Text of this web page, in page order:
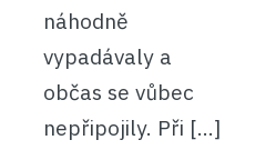
náhodně
vypadávaly a
občas se vůbec
nepřipojily. Při […]